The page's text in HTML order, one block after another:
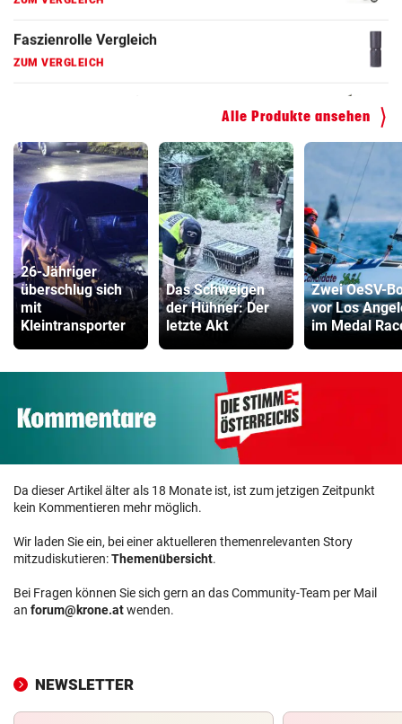
Kinderfahrrad Vergleich
Alle Produkte ansehen
26-Jähriger
überschlug sich
mit
Kleintransporter
Das Schweigen
der Hühner: Der
letzte Akt
Zwei OeSV-
vor Los
im Medal
Da dieser Artikel älter als 18 Monate ist, ist zum jetzigen Zeitpunkt
kein Kommentieren mehr möglich.
Wir laden Sie ein, bei einer aktuelleren themenrelevanten Story
mitzudiskutieren:Themenübersicht.
Bei Fragen können Sie sich gern an das Community-Team per Mail
an forum@krone.atwenden.
NEWSLETTER